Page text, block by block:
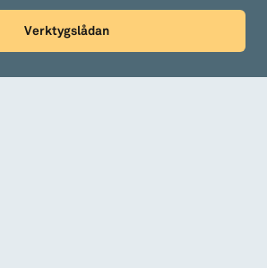
Verktygslådan